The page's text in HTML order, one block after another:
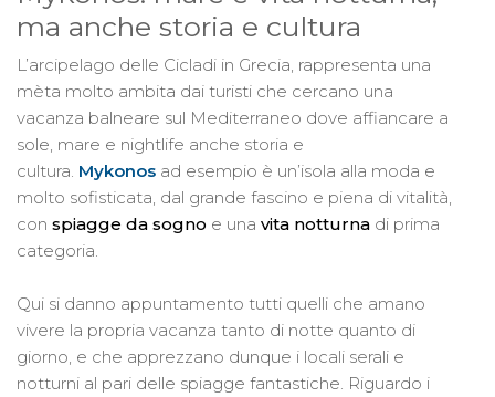
ma anche storia e cultura
L’arcipelago delle Cicladi in Grecia, rappresenta una
mèta molto ambita dai turisti che cercano una
vacanza balneare sul Mediterraneo dove affiancare a
sole, mare e nightlife anche storia e
cultura. Mykonos ad esempio è un’isola alla moda e
molto sofisticata, dal grande fascino e piena di vitalità,
con spiagge da sogno e una vita notturna di prima
categoria.
Qui si danno appuntamento tutti quelli che amano
vivere la propria vacanza tanto di notte quanto di
giorno, e che apprezzano dunque i locali serali e
notturni al pari delle spiagge fantastiche. Riguardo i